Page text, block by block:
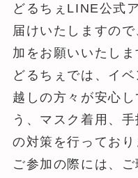
どるちぇLINE公式
届けいたしますの
加をお願いいたしま
どるちぇでは、イ
越しの方々が安心
う、マスク着用、
の対策を行っており
ご参加の際には、